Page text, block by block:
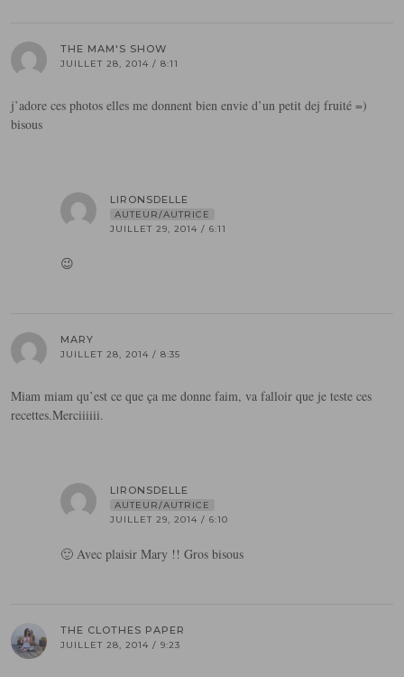
THE MAM'S SHOW
JUILLET 28, 2014 / 8:11
j’adore ces photos elles me donnent bien envie d’un petit dej fruité =)
bisous
LIRONSDELLE
AUTEUR/AUTRICE
JUILLET 29, 2014 / 6:11
😉
MARY
JUILLET 28, 2014 / 8:35
Miam miam qu’est ce que ça me donne faim, va falloir que je teste ces
recettes.Merciiiiii.
LIRONSDELLE
AUTEUR/AUTRICE
JUILLET 29, 2014 / 6:10
🙂 Avec plaisir Mary !! Gros bisous
THE CLOTHES PAPER
JUILLET 28, 2014 / 9:23